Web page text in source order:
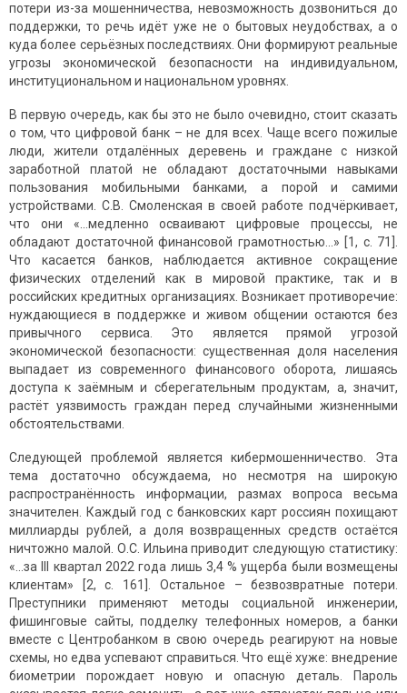
потери из-за мошенничества, невозможность дозвониться до
поддержки, то речь идёт уже не о бытовых неудобствах, а о
куда более серьёзных последствиях. Они формируют реальные
угрозы экономической безопасности на индивидуальном,
институциональном и национальном уровнях.
В первую очередь, как бы это не было очевидно, стоит сказать
о том, что цифровой банк – не для всех. Чаще всего пожилые
люди, жители отдалённых деревень и граждане с низкой
заработной платой не обладают достаточными навыками
пользования мобильными банками, а порой и самими
устройствами. С.В. Смоленская в своей работе подчёркивает,
что они «…медленно осваивают цифровые процессы, не
обладают достаточной финансовой грамотностью…» [1, c. 71].
Что касается банков, наблюдается активное сокращение
физических отделений как в мировой практике, так и в
российских кредитных организациях. Возникает противоречие:
нуждающиеся в поддержке и живом общении остаются без
привычного сервиса. Это является прямой угрозой
экономической безопасности: существенная доля населения
выпадает из современного финансового оборота, лишаясь
доступа к заёмным и сберегательным продуктам, а, значит,
растёт уязвимость граждан перед случайными жизненными
обстоятельствами.
Следующей проблемой является кибермошенничество. Эта
тема достаточно обсуждаема, но несмотря на широкую
распространённость информации, размах вопроса весьма
значителен. Каждый год с банковских карт россиян похищают
миллиарды рублей, а доля возвращенных средств остаётся
ничтожно малой. О.С. Ильина приводит следующую статистику:
«…за III квартал 2022 года лишь 3,4 % ущерба были возмещены
клиентам» [2, c. 161]. Остальное – безвозвратные потери.
Преступники применяют методы социальной инженерии,
фишинговые сайты, подделку телефонных номеров, а банки
вместе с Центробанком в свою очередь реагируют на новые
схемы, но едва успевают справиться. Что ещё хуже: внедрение
биометрии порождает новую и опасную деталь. Пароль